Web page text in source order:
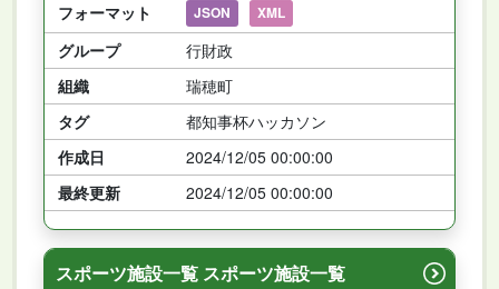
フォーマット
JSON XML
グループ
行財政
組織
瑞穂町
タグ
都知事杯ハッカソン
作成日
2024/12/05 00:00:00
最終更新
2024/12/05 00:00:00
スポーツ施設一覧 スポーツ施設一覧